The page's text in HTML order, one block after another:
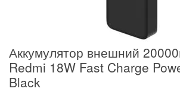
Аккумулятор внешний
Redmi 18W Fast Charge
Black